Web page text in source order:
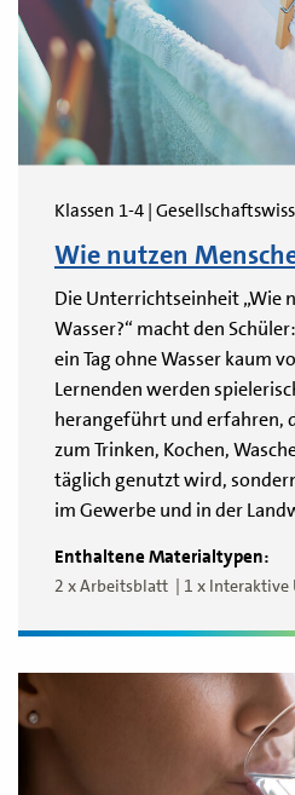
Klassen 1-4 |
Wie nutzen
Die Unterrichtseinheit „Wie
Wasser?“ macht den
ein Tag ohne Wasser kaum
Lernenden werden
herangeführt und erfahren,
zum Trinken, Kochen,
täglich genutzt wird,
im Gewerbe und in der
Enthaltene Materialtypen:
2 x Arbeitsblatt 1 x Interaktive